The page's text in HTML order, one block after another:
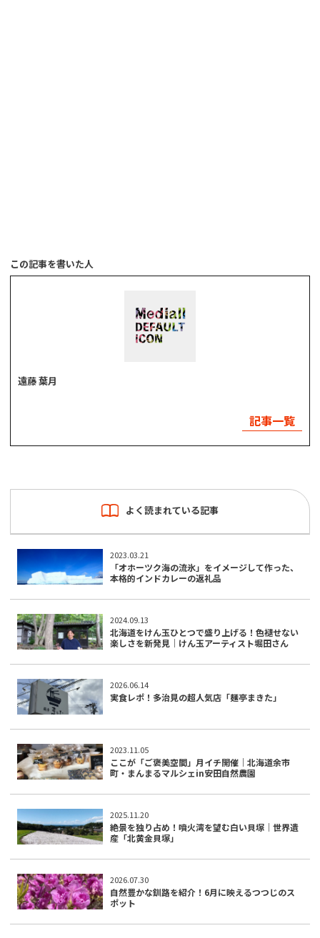
この記事を書いた人
遠藤 葉月
記事一覧
よく読まれている記事
2023.03.21
「オホーツク海の流氷」をイメージして作った、
本格的インドカレーの返礼品
2024.09.13
北海道をけん玉ひとつで盛り上げる！色褪せない
楽しさを新発見｜けん玉アーティスト堀田さん
2026.06.14
実食レポ！多治見の超人気店「麺亭まきた」
2023.11.05
ここが「ご褒美空間」月イチ開催｜北海道余市
町・まんまるマルシェin安田自然農園
2025.11.20
絶景を独り占め！噴火湾を望む白い貝塚｜世界遺
産「北黄金貝塚」
2026.07.30
自然豊かな釧路を紹介！6月に映えるつつじのス
ポット